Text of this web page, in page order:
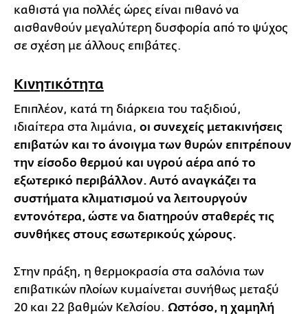
καθιστά για πολλές ώρες είναι πιθανό να
αισθανθούν μεγαλύτερη δυσφορία από το ψύχος
σε σχέση με άλλους επιβάτες.
Κινητικότητα
Επιπλέον, κατά τη διάρκεια του ταξιδιού,
ιδιαίτερα στα λιμάνια, οι συνεχείς μετακινήσεις
επιβατών και το άνοιγμα των θυρών επιτρέπουν
την είσοδο θερμού και υγρού αέρα από το
εξωτερικό περιβάλλον. Αυτό αναγκάζει τα
συστήματα κλιματισμού να λειτουργούν
εντονότερα, ώστε να διατηρούν σταθερές τις
συνθήκες στους εσωτερικούς χώρους.
Στην πράξη, η θερμοκρασία στα σαλόνια των
επιβατικών πλοίων κυμαίνεται συνήθως μεταξύ
20 και 22 βαθμών Κελσίου. Ωστόσο, η χαμηλή